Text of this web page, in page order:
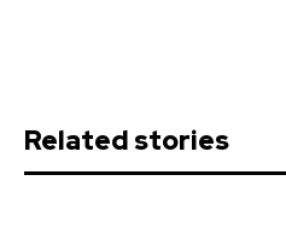
Related stories